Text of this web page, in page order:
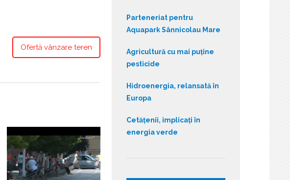
Ofertă vânzare teren
Parteneriat pentru
Aquapark Sânnicolau Mare
Agricultură cu mai puține
pesticide
Hidroenergia, relansată în
Europa
Cetățenii, implicați în
energia verde